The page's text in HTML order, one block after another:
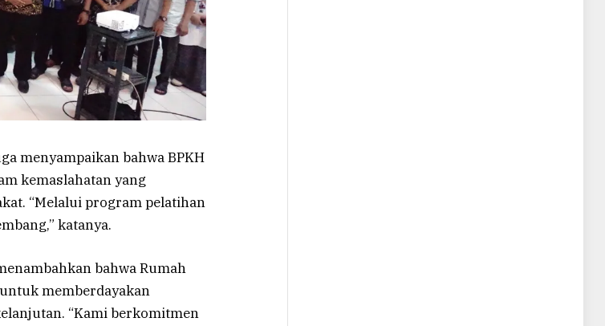
menyampaikan bahwa BPKH
kemaslahatan yang
“Melalui program pelatihan
katanya.
bahwa Rumah
memberdayakan
“Kami berkomitmen